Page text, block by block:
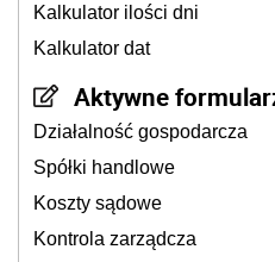
Kalkulator ilości dni
Kalkulator dat
Aktywne
Działalność gospodarcza
Spółki handlowe
Koszty sądowe
Kontrola zarządcza